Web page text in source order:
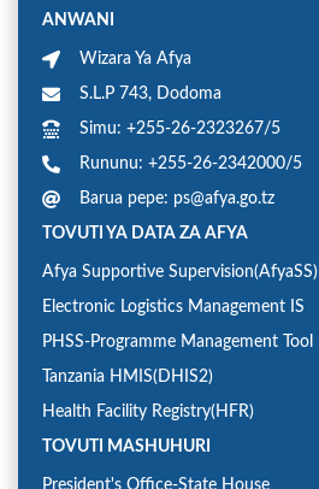
ANWANI
Wizara Ya Afya
S.L.P 743, Dodoma
Simu: +255-26-2323267/5
Rununu: +255-26-2342000/5
Barua pepe: ps@afya.go.tz
TOVUTI YA DATA ZA AFYA
Afya Supportive Supervision(AfyaSS)
Electronic Logistics Management IS
PHSS-Programme Management Tool
Tanzania HMIS(DHIS2)
Health Facility Registry(HFR)
TOVUTI MASHUHURI
President's Office-State House